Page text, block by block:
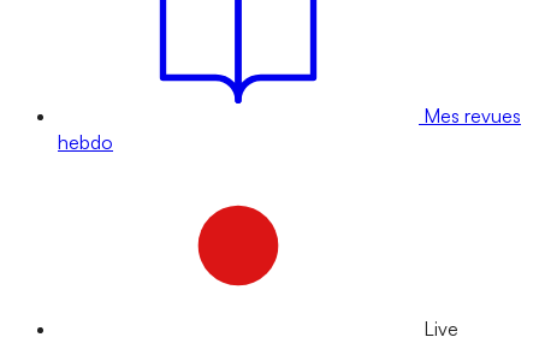
Mes revues
hebdo
Live